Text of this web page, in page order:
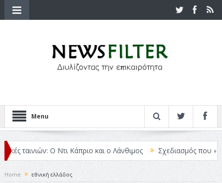
Menu
ταινιών: Ο Ντι Κάπριο και ο Λάνθιμος Σχεδιασμός που
Home εθνική ελλάδος